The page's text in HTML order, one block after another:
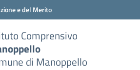
e del Merito
Comprensivo
di Manoppello